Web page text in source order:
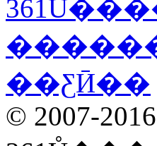
��ƸӢ��
© 2007-